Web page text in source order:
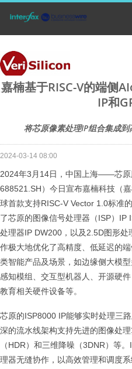
嘉楠基于RISC-V的端侧
IP和
将芯原像素处理IP组合集成
2024-03-14 08:00
2024年3月14日，中国上海——芯原
688521.SH）今日宣布嘉楠科技（
球首款支持RISC-V Vector 1.0标准
了芯原的图像信号处理器（ISP）IP
处理器IP DW200，以及2.5D图形
作极大地优化了高精度、低延迟的
类智能产品及场景，如边缘侧大模
感知模组、交互型机器人、开源硬
教育相关硬件设备等。
芯原的ISP8000 IP能够实时处理三
深的流水线架构支持先进的图像处
（HDR）和三维降噪（3DNR）等
理器无缝协作，以高效管理和调度